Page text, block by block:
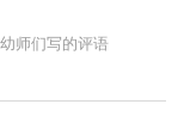
师们写的评语